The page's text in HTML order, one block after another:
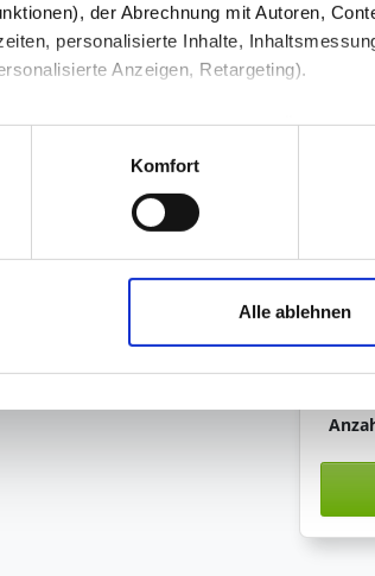
der Abrechnung mit Autoren,
personalisierte Inhalte,
Anzeigen, Retargeting).
unter Datenschutz nachlesen. Über den
und Partner erfahren und die von
"Zustimmen" klicken, willigen Sie in die
Komfort
Alle ablehnen
und